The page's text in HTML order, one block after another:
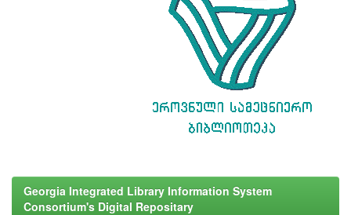
Georgia Integrated Library Information System
Consortium's Digital Repositary